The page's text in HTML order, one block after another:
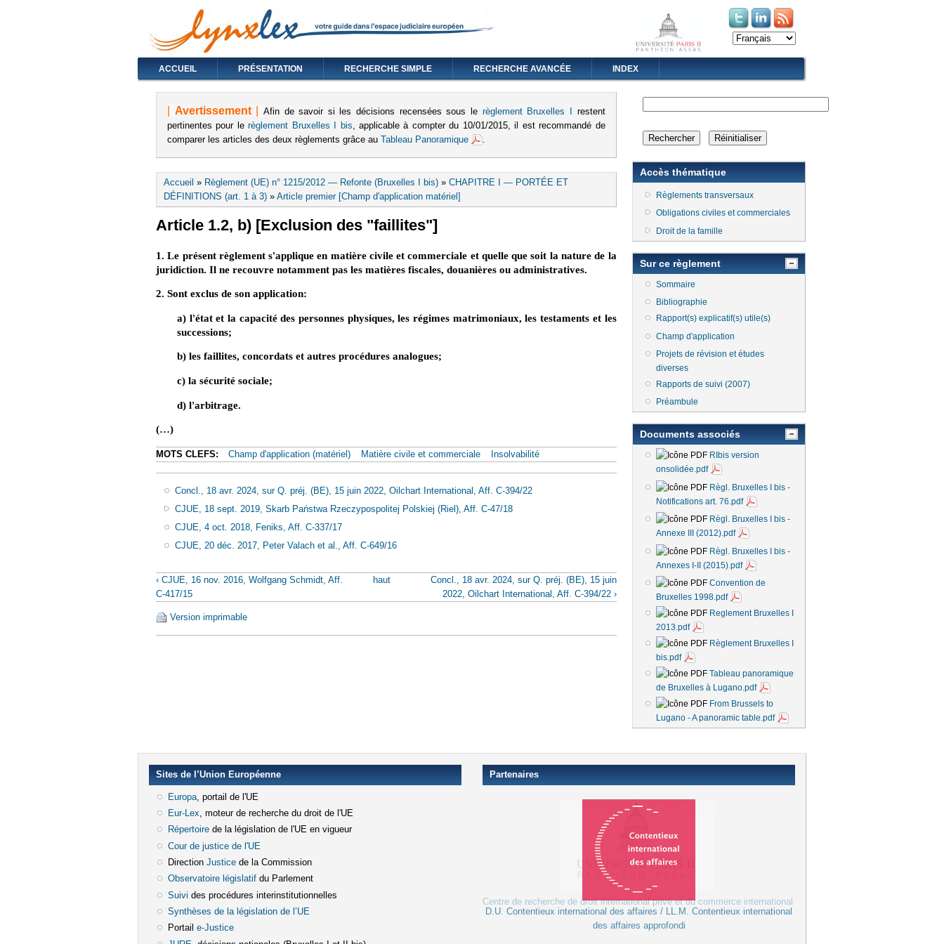
(le lien est externe)
(le lien est externe)
ACCUEIL PRÉSENTATION RECHERCHE SIMPLE RECHERCHE AVANCÉE INDEX
Avertissement Afin de savoir si les décisions recensées sous le règlement Bruxelles I
restent
pertinentes pour lerèglement Bruxelles I bis, applicable à compter du 10/01/2015, il est recommandé de
comparer les articles des deux règlements grâce au Tableau Panoramique .
Vous êtes ici
Accueil » Règlement (UE) n° 1215/2012 — Refonte (Bruxelles I bis) » CHAPITRE I — PORTÉE ET
DÉFINITIONS (art. 1 à 3) » Article premier [Champ d'application matériel]
Article 1.2, b) [Exclusion des "faillites"]
1. Le présent règlement s'applique en matière civile et commerciale et quelle que soit la nature de la
juridiction. Il ne recouvre notamment pas les matières fiscales, douanières ou administratives.
2. Sont exclus de son application:
a) l'état et la capacité des personnes physiques, les régimes matrimoniaux, les testaments et les
successions;
b) les faillites, concordats et autres procédures analogues;
c) la sécurité sociale;
d) l'arbitrage.
(…)
MOTS CLEFS: Champ d'application (matériel) Matière civile et commerciale Insolvabilité
Concl., 18 avr. 2024, sur Q. préj. (BE), 15 juin 2022, Oilchart International, Aff. C-394/22
CJUE, 18 sept. 2019, Skarb Państwa Rzeczypospolitej Polskiej (Riel), Aff. C‑47/18
CJUE, 4 oct. 2018, Feniks, Aff. C-337/17
CJUE, 20 déc. 2017, Peter Valach et al., Aff. C-649/16
‹ CJUE, 16 nov. 2016, Wolfgang Schmidt, Aff.
C-417/15
haut
Concl., 18 avr. 2024, sur Q. préj. (BE), 15 juin
2022, Oilchart International, Aff. C-394/22 ›
Version imprimable
Accès thématique
Règlements transversaux
Obligations civiles et commerciales
Droit de la famille
Sur ce règlement
Sommaire
Bibliographie
Rapport(s) explicatif(s) utile(s)
Champ d'application
Projets de révision et études
diverses
Rapports de suivi (2007)
Préambule
Documents associés
RIbis version
onsolidée.pdf
Règl. Bruxelles I bis -
Notifications art. 76.pdf
Règl. Bruxelles I bis -
Annexe III (2012).pdf
Règl. Bruxelles I bis -
Annexes I-II (2015).pdf
Convention de
Bruxelles 1998.pdf
Reglement Bruxelles I
2013.pdf
Règlement Bruxelles I
bis.pdf
Tableau panoramique
de Bruxelles à Lugano.pdf
From Brussels to
Lugano - A panoramic table.pdf
Sites de l’Union Européenne
Europa(le lien est externe)
, portail de l'UE
Eur-Lex (le lien est externe)
, moteur de recherche du droit de l'UE
Répertoire(le lien est externe)
de la législation de l'UE en vigueur
Cour de justice de l'UE
Direction Justice(le lien est externe)
de la Commission
Observatoire législatif(le lien est externe)
du Parlement
Suivi (le lien est externe)
des procédures interinstitutionnelles
Synthèses de la législation de l’UE(le lien est externe)
Portail e-Justice(le lien est externe)
Partenaires
D.U. Contentieux international des affaires / LL.M. Contentieux international
des affaires approfondi